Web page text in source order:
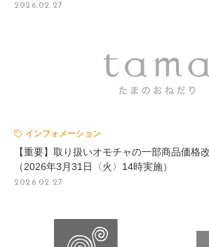
2026.02.27
インフォメーション
【重要】取り扱いオモチャの一部商品価格
（2026年3月31日〈火〉14時実施）
2026.02.27